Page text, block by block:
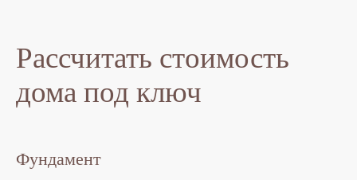
Рассчитать стоимость
дома под ключ
Фундамент